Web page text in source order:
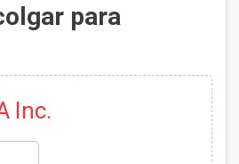
para
Inc.